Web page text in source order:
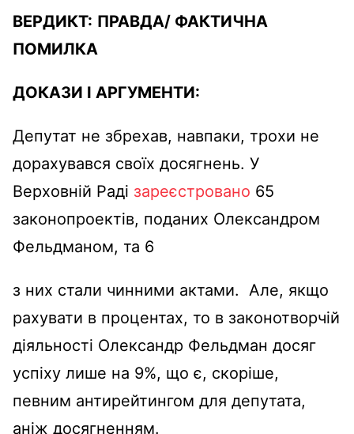
ВЕРДИКТ: ПРАВДА/ ФАКТИЧНА
ПОМИЛКА
ДОКАЗИ І АРГУМЕНТИ:
Депутат не збрехав, навпаки, трохи не
дорахувався своїх досягнень. У
Верховній Раді зареєстровано 65
законопроектів, поданих Олександром
Фельдманом, та 6
з них стали чинними актами. Але, якщо
рахувати в процентах, то в законотворчій
діяльності Олександр Фельдман досяг
успіху лише на 9%, що є, скоріше,
певним антирейтингом для депутата,
аніж досягненням.